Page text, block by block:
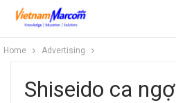
Home Advertising
Shiseido ca